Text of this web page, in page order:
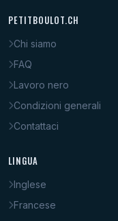
PETITBOULOT.CH
Chi siamo
FAQ
Lavoro nero
Condizioni generali
Contattaci
LINGUA
Inglese
Francese